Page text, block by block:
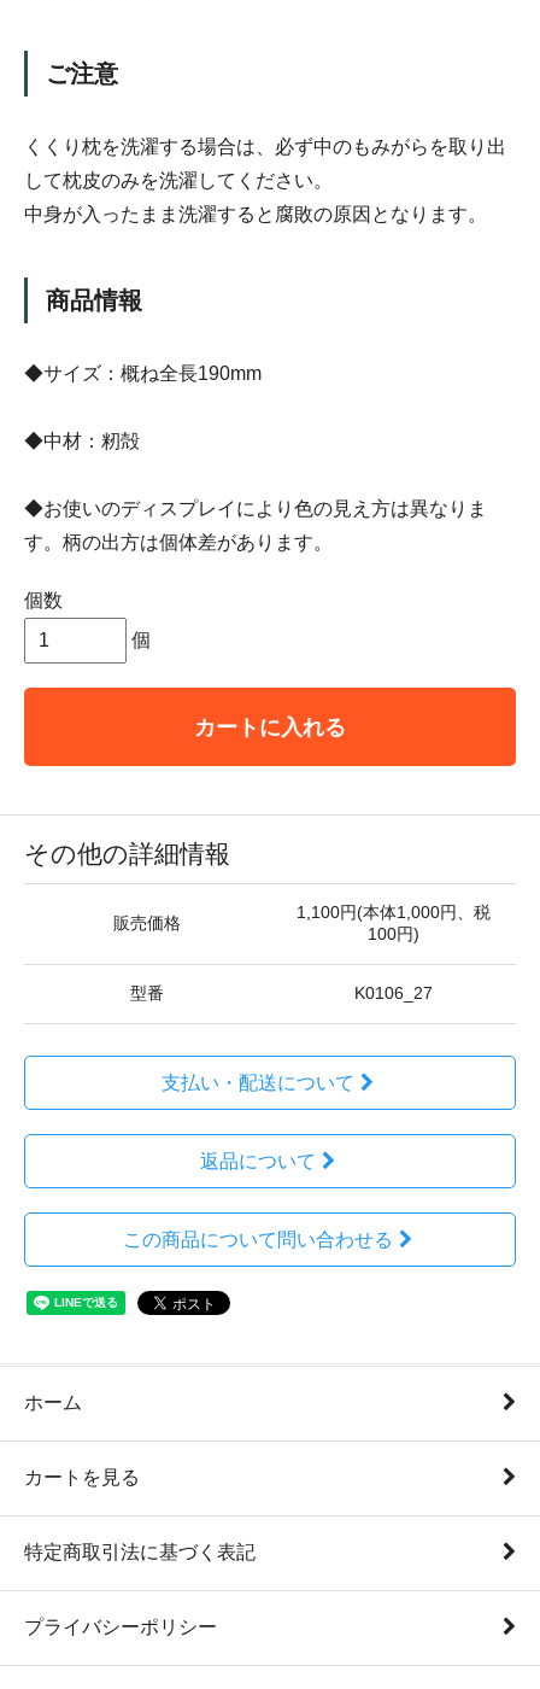
ご注意
くくり枕を洗濯する場合は、必ず中のもみがらを取り出
して枕皮のみを洗濯してください。
中身が入ったまま洗濯すると腐敗の原因となります。
商品情報
◆サイズ：概ね全長190mm
◆中材：籾殻
◆お使いのディスプレイにより色の見え方は異なりま
す。柄の出方は個体差があります。
個数
個
カートに入れる
その他の詳細情報
販売価格
1,100円(本体1,000円、税
100円)
型番 K0106_27
支払い・配送について
返品について
この商品について問い合わせる
ホーム
カートを見る
特定商取引法に基づく表記
プライバシーポリシー